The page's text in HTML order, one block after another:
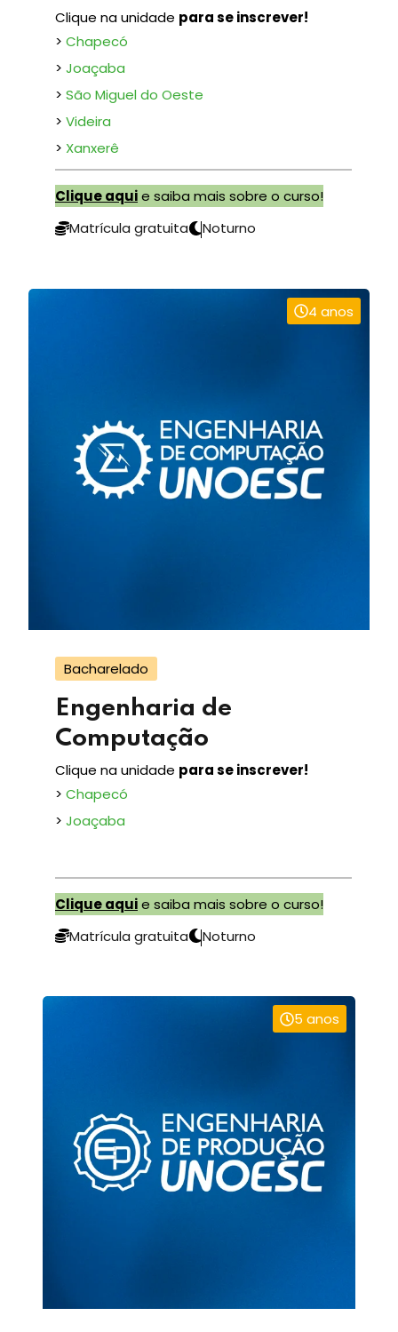
Clique na unidade para se inscrever!
> Chapecó
> Joaçaba
> São Miguel do Oeste
> Videira
> Xanxerê
Clique aquie saiba mais sobre o curso!
Matrícula gratuita
Noturno
4 anos
Bacharelado
Engenharia de
Computação
Clique na unidade para se inscrever!
> Chapecó
> Joaçaba
Clique aquie saiba mais sobre o curso!
Matrícula gratuita
Noturno
5 anos